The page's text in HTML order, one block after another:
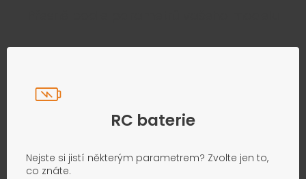
RC baterie
Nejste si jistí některým parametrem? Zvolte jen to,
co znáte.